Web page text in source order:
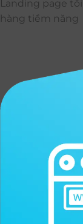
Landing page
hàng tiềm năng